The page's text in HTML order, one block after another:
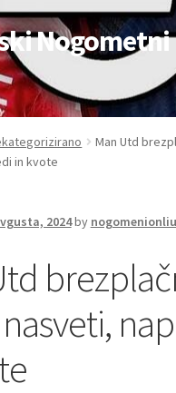
Nogometni
Man Utd
in kvote
2024by